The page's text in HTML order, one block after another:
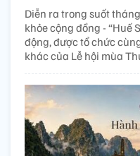
Diễn ra trong suốt
khỏe cộng đồng - “Huế
động, được tổ chức
khác của Lễ hội mùa